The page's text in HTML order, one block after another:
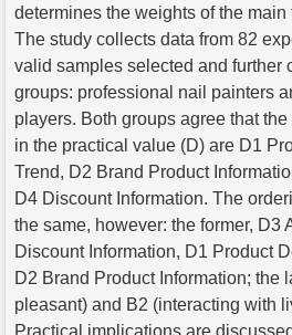
determines the weights of the main
The study collects data from 82
valid samples selected and further
groups: professional nail painters
players. Both groups agree that
in the practical value (D) are D1
Trend, D2 Brand Product
D4 Discount Information. The
the same, however: the former, D3
Discount Information, D1 Product
D2 Brand Product Information; the
pleasant) and B2 (interacting with
Practical implications are